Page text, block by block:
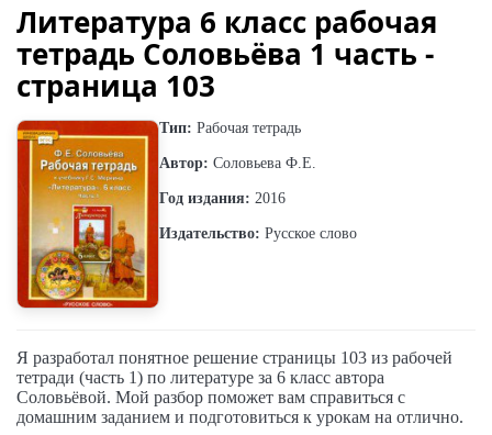
Литература 6 класс рабочая
тетрадь Соловьёва 1 часть -
страница 103
Тип: Рабочая тетрадь
Автор: Соловьева Ф.Е.
Год издания: 2016
Издательство: Русское слово
Я разработал понятное решение страницы 103 из рабочей
тетради (часть 1) по литературе за 6 класс автора
Соловьёвой. Мой разбор поможет вам справиться с
домашним заданием и подготовиться к урокам на отлично.